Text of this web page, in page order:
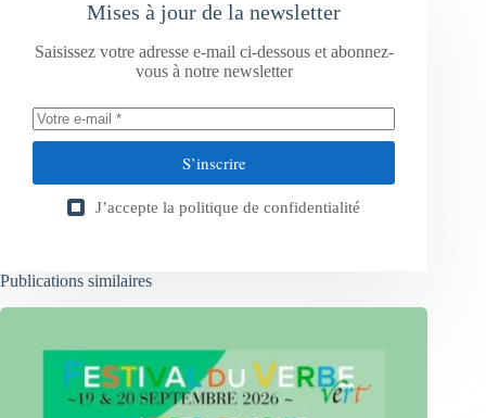
Mises à jour de la newsletter
Saisissez votre adresse e-mail ci-dessous et abonnez-
vous à notre newsletter
S’inscrire
J’accepte la politique de confidentialité
Publications similaires